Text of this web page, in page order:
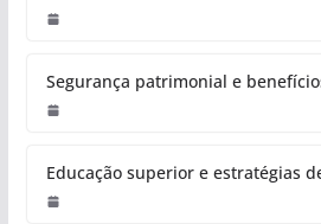
Segurança patrimonial e
Educação superior e estratégias